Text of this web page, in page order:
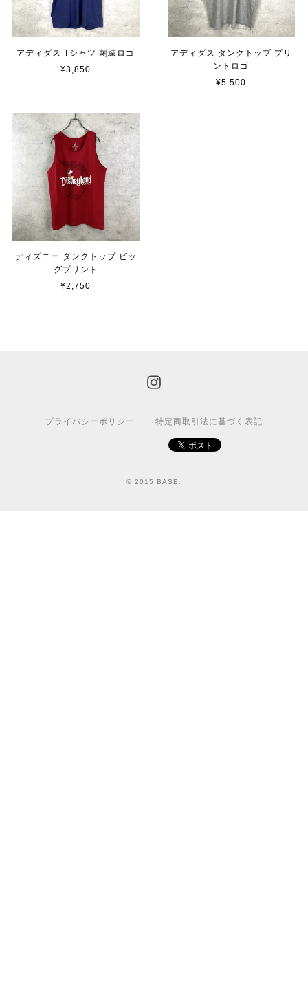
アディダス Tシャツ 刺繍ロゴ
¥3,850
アディダス タンクトップ プリ
ントロゴ
¥5,500
ディズニー タンクトップ ビッ
グプリント
¥2,750
プライバシーポリシー 特定商取引法に基づく表記
© 2015 BASE.